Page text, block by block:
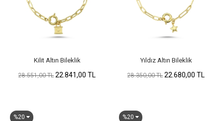
Kilit Altın Bileklik
28.551,00 TL 22.841,00 TL
Yıldız Altın Bileklik
28.350,00 TL 22.680,00 TL
%20 %20